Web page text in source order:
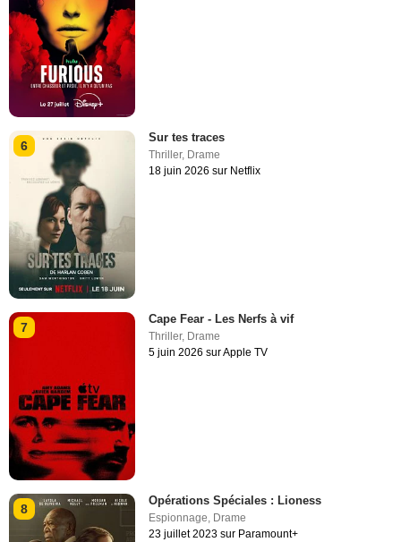
6
Sur tes traces
Thriller, Drame
18 juin 2026 sur Netflix
7
Cape Fear - Les Nerfs à vif
Thriller, Drame
5 juin 2026 sur Apple TV
8
Opérations Spéciales : Lioness
Espionnage, Drame
23 juillet 2023 sur Paramount+